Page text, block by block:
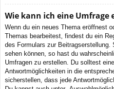
Wie kann ich eine Umfrage
Wenn du ein neues Thema eröffnest
Themas bearbeitest, findest du ein
des Formulars zur
sehen können, so hast du
Umfragen zu erstellen. Du solltest
Antwortmöglichkeiten in die
sicherstellen, dass jede